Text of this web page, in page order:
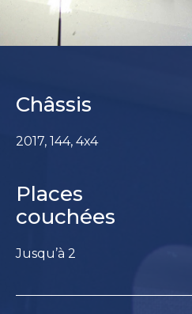
Châssis
2017, 144, 4x4
Places
couchées
Jusqu’à 2